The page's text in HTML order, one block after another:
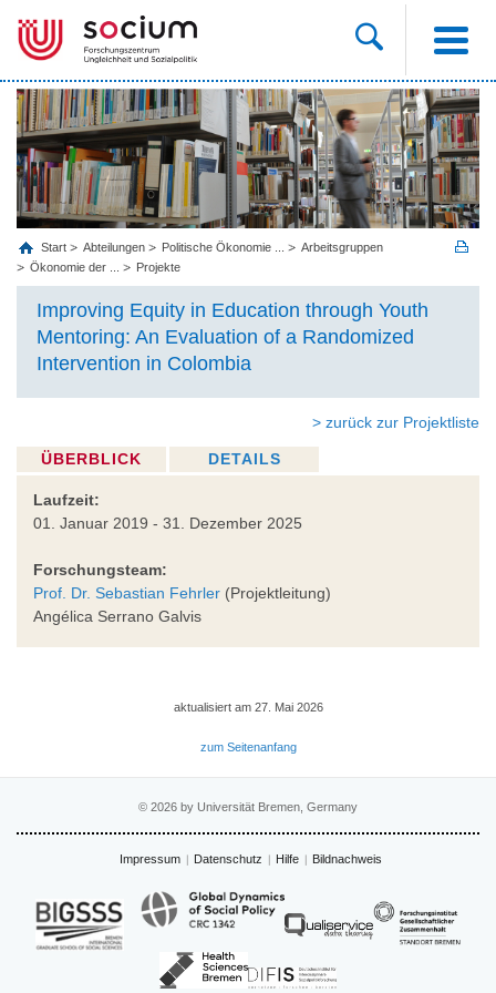
Start Abteilungen Politische Ökonomie ...
Arbeitsgruppen
Ökonomie der ...
Projekte
Improving Equity in Education through Youth
Mentoring: An Evaluation of a Randomized
Intervention in Colombia
> zurück zur Projektliste
ÜBERBLICK DETAILS
Laufzeit:
01. Januar 2019 - 31. Dezember 2025
Forschungsteam:
Prof. Dr. Sebastian Fehrler (Projektleitung)
Angélica Serrano Galvis
aktualisiert am 27. Mai 2026
zum Seitenanfang
© 2026 by Universität Bremen, Germany
Impressum Datenschutz Hilfe Bildnachweis